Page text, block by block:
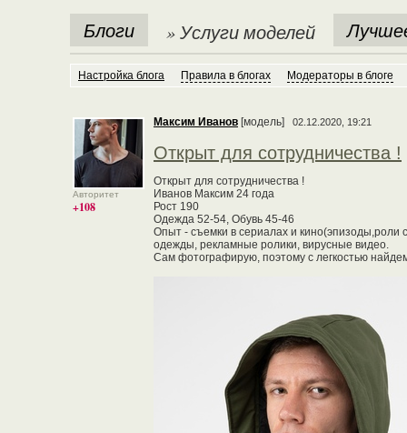
Блоги » Услуги моделей
Настройка блога Правила в блогах Модераторы в блоге
Авторитет
+108
Максим Иванов [модель] 02.12.2020, 19:21
Открыт для сотрудничества !
Открыт для сотрудничества !
Иванов Максим 24 года
Рост 190
Одежда 52-54, Обувь 45-46
Опыт - съемки в сериалах и кино(эпизоды,роли
одежды, рекламные ролики, вирусные видео.
Сам фотографирую, поэтому с легкостью